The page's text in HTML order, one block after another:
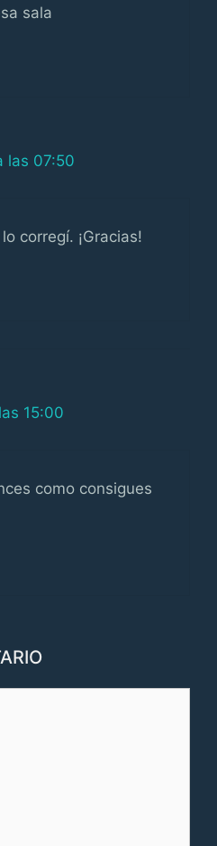
sala
las 07:50
corregí. ¡Gracias!
15:00
como consigues